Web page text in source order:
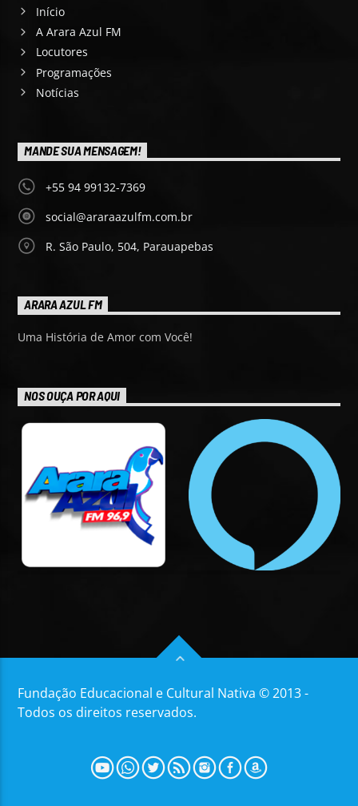
Início
A Arara Azul FM
Locutores
Programações
Notícias
MANDE SUA MENSAGEM!
+55 94 99132-7369
social@araraazulfm.com.br
R. São Paulo, 504, Parauapebas
ARARA AZUL FM
Uma História de Amor com Você!
NOS OUÇA POR AQUI
Fundação Educacional e Cultural Nativa © 2013 -
Todos os direitos reservados.